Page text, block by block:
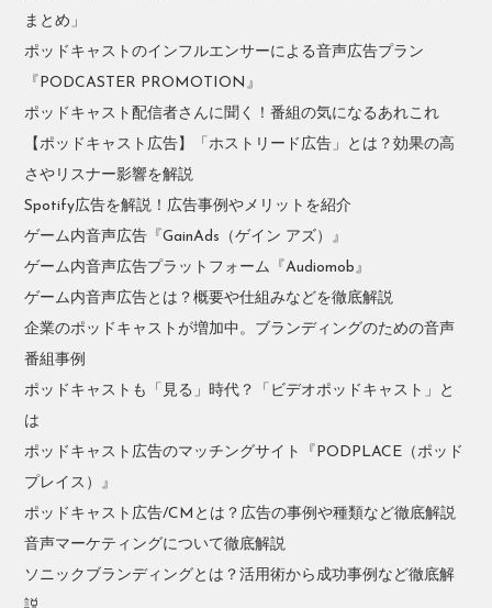
まとめ」
ポッドキャストのインフルエンサーによる音声広告プラン
『PODCASTER PROMOTION』
ポッドキャスト配信者さんに聞く！番組の気になるあれこれ
【ポッドキャスト広告】「ホストリード広告」とは？効果の高
さやリスナー影響を解説
Spotify広告を解説！広告事例やメリットを紹介
ゲーム内音声広告『GainAds（ゲイン アズ）』
ゲーム内音声広告プラットフォーム『Audiomob』
ゲーム内音声広告とは？概要や仕組みなどを徹底解説
企業のポッドキャストが増加中。ブランディングのための音声
番組事例
ポッドキャストも「見る」時代？「ビデオポッドキャスト」と
は
ポッドキャスト広告のマッチングサイト『PODPLACE（ポッド
プレイス）』
ポッドキャスト広告/CMとは？広告の事例や種類など徹底解説
音声マーケティングについて徹底解説
ソニックブランディングとは？活用術から成功事例など徹底解